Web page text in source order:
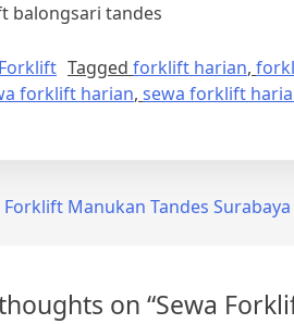
balongsari tandes
Forklift Tagged forklift harian,
forklift harian, sewa forklift
Forklift Manukan Tandes Surabaya
on “Sewa